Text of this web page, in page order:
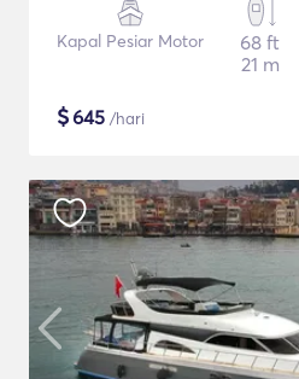
Kapal Pesiar Motor
68 ft
21 m
$645 /hari